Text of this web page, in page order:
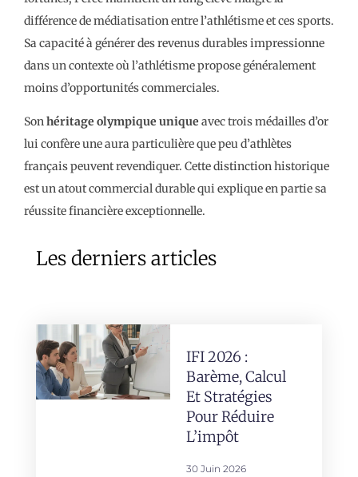
différence de médiatisation entre l’athlétisme et ces sports.
Sa capacité à générer des revenus durables impressionne
dans un contexte où l’athlétisme propose généralement
moins d’opportunités commerciales.
Sonhéritage olympique unique avec trois médailles d’or
lui confère une aura particulière que peu d’athlètes
français peuvent revendiquer. Cette distinction historique
est un atout commercial durable qui explique en partie sa
réussite financière exceptionnelle.
Les derniers articles
IFI 2026 :
Barème, Calcul
Et Stratégies
Pour Réduire
L’impôt
30 Juin 2026